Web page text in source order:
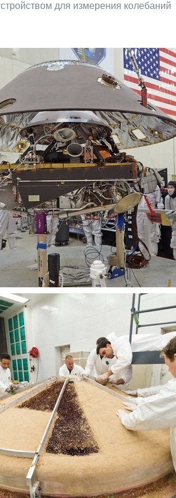
для измерения колебаний